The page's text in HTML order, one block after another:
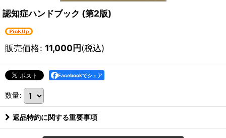
認知症ハンドブック (第2版)
販売価格: 11,000円(税込)
Facebookでシェア
数量:
返品特約に関する重要事項